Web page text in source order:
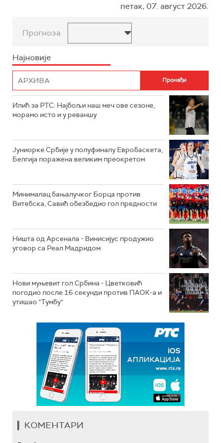
петак, 07. август 2026.
Прогноза
Најновије
Илић за РТС: Најбољи наш меч ове сезоне,
морамо исто и у реваншу
Јуниорке Србије у полуфиналу Евробаскета,
Белгија поражена великим преокретом
Минималац бањалучког Борца против
Витебска, Савић обезбедио гол предности
Ништа од Арсенала - Винисијус продужио
уговор са Реал Мадридом
Нови муњевит гол Србина - Цветковић
погодио после 16 секунди против ПАОК-а и
утишао "Тумбу"
КОМЕНТАРИ